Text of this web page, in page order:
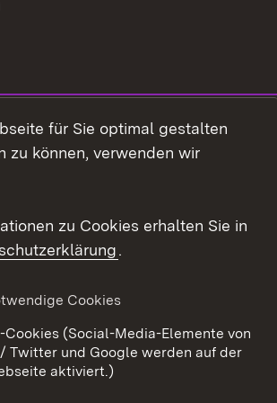
Impressum
für Sie optimal gestalten
zu können, verwenden wir
zu Cookies erhalten Sie in
.
Cookies
(Social-Media-Elemente von
Twitter und Google werden auf der
aktiviert.)